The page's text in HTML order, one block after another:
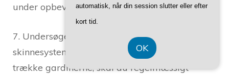
under opbevaring.
7. Undersøgelse af gardinsnoren: Hvis dit
skinnesystem bruger en gardinsnor til at
trække gardinerne, skal du regelmæssigt
automatisk, når din session slutter eller efter
kort tid.
OK